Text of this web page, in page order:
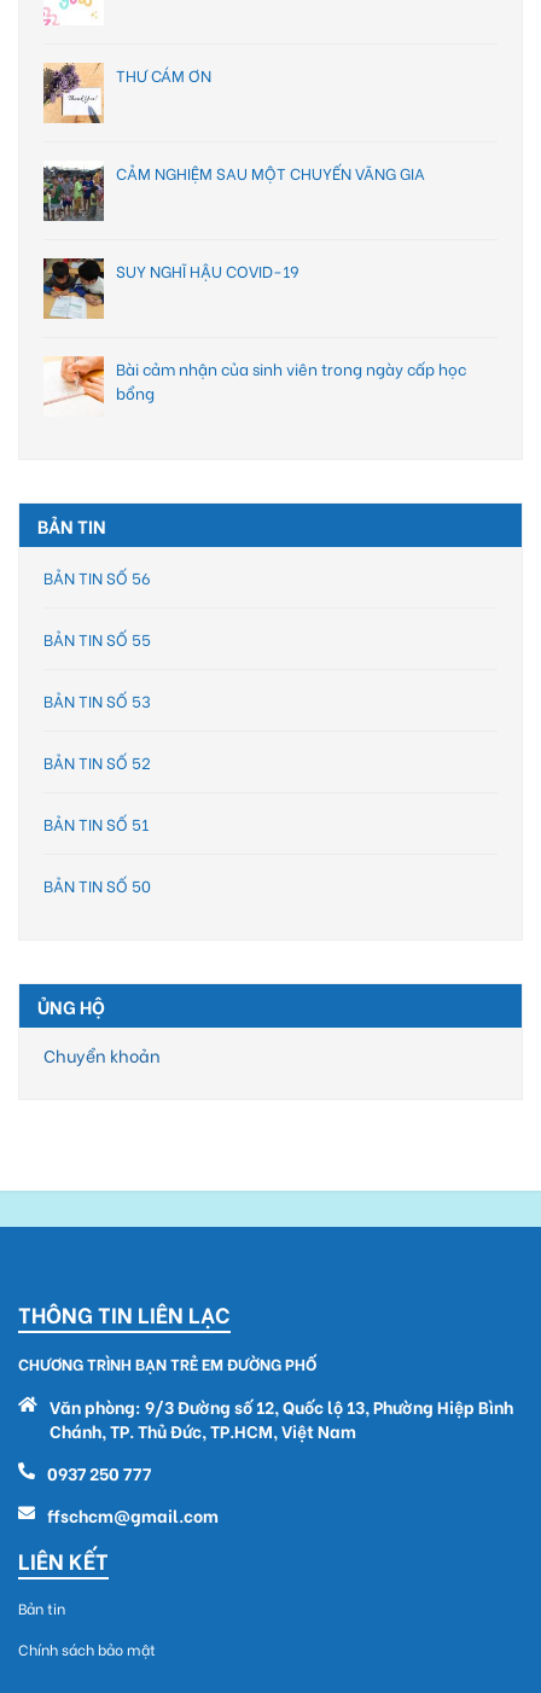
THƯ CÁM ƠN
CẢM NGHIỆM SAU MỘT CHUYẾN VÃNG GIA
SUY NGHĨ HẬU COVID-19
Bài cảm nhận của sinh viên trong ngày cấp học
bổng
BẢN TIN
BẢN TIN SỐ 56
BẢN TIN SỐ 55
BẢN TIN SỐ 53
BẢN TIN SỐ 52
BẢN TIN SỐ 51
BẢN TIN SỐ 50
ỦNG HỘ
Chuyển khoản
THÔNG TIN LIÊN LẠC
CHƯƠNG TRÌNH BẠN TRẺ EM ĐƯỜNG PHỐ
Văn phòng: 9/3 Đường số 12, Quốc lộ 13, Phường Hiệp Bình
Chánh, TP. Thủ Đức, TP.HCM, Việt Nam
0937 250 777
ffschcm@gmail.com
LIÊN KẾT
Bản tin
Chính sách bảo mật